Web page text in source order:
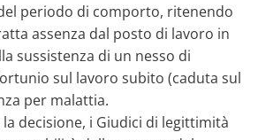
periodo di comporto, ritenendo
assenza dal posto di lavoro in
sussistenza di un nesso di
sul lavoro subito (caduta sul
per malattia.
decisione, i Giudici di legittimità